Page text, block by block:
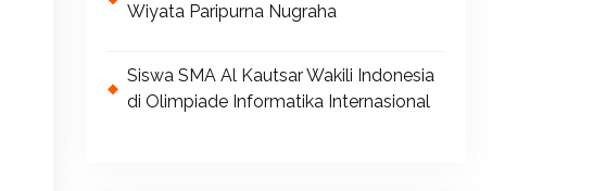
Wiyata Paripurna Nugraha
Siswa SMA Al Kautsar Wakili Indonesia
di Olimpiade Informatika Internasional